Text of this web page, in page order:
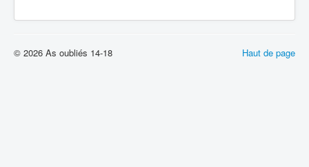
Haut de page
© 2026 As oubliés 14-18